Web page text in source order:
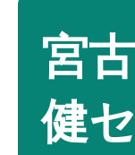
宮
健